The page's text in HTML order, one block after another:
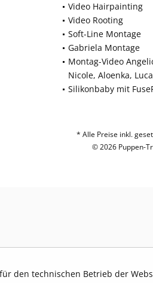
Video Hairpainting
Video Rooting
Soft-Line Montage
Gabriela Montage
Montag-Video
Nicole, Aloenka, Luca
Silikonbaby mit
* Alle Preise inkl.
© 2026 Puppen-
den technischen Betrieb der